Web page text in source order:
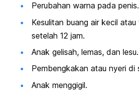
Perubahan warna pada penis.
Kesulitan buang air kecil atau
setelah 12 jam.
Anak gelisah, lemas, dan lesu.
Pembengkakan atau nyeri di
Anak menggigil.